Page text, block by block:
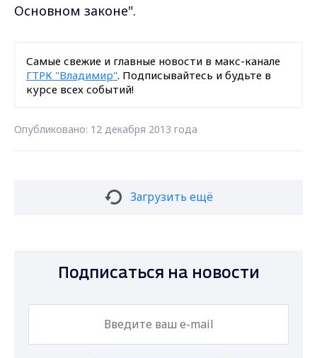
Основном законе".
Самые свежие и главные новости в макс-канале
ГТРК "Владимир". Подписывайтесь и будьте в
курсе всех событий!
Опубликовано: 12 декабря 2013 года
Загрузить ещё
Подписаться на новости